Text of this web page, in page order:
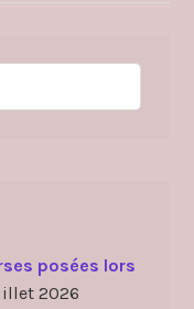
posées lors
2026